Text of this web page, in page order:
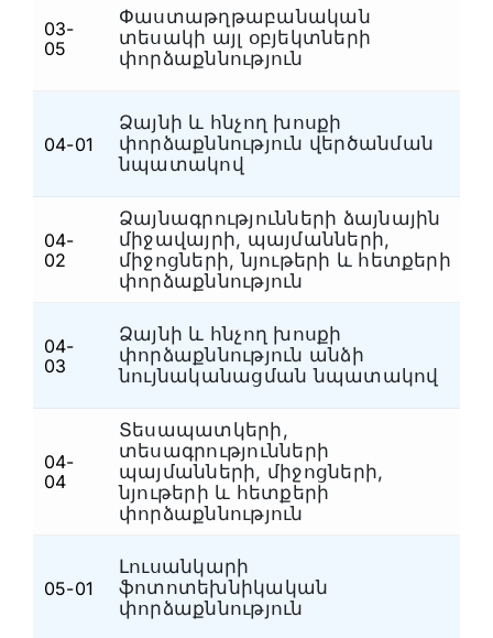
մանրաթելերի և գործվածքների
Լինգվիստիկական
Դատահոգեբուժական
Ավտոտեխնիկական
Ապրանքագիտական
03-
05
Փաստաթղթաբանական
տեսակի այլ օբյեկտների
փորձաքննություն
04-01
Ձայնի և հնչող խոսքի
փորձաքննություն վերծանման
նպատակով
04-
02
Ձայնագրությունների ձայնային
միջավայրի, պայմանների,
միջոցների, նյութերի և հետքերի
փորձաքննություն
04-
03
Ձայնի և հնչող խոսքի
փորձաքննություն անձի
նույնականացման նպատակով
04-
04
Տեսապատկերի,
տեսագրությունների
պայմանների, միջոցների,
նյութերի և հետքերի
փորձաքննություն
05-01
Լուսանկարի
ֆոտոտեխնիկական
փորձաքննություն